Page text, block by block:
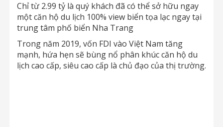
Chỉ từ 2.99 tỷ là quý khách đã có thể sở hữu ngay
một căn hộ du lịch 100% view biển tọa lạc ngay tại
trung tâm phố biển Nha Trang
Trong năm 2019, vốn FDI vào Việt Nam tăng
mạnh, hứa hẹn sẽ bùng nổ phân khúc căn hộ du
lịch cao cấp, siêu cao cấp là chủ đạo của thị trường.